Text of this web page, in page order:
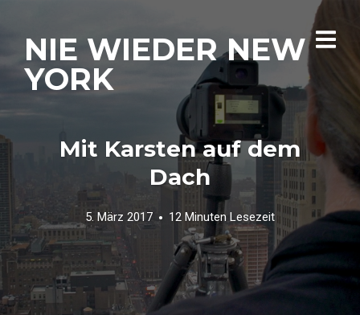
NIE WIEDER NEW
YORK
Mit Karsten auf dem
Dach
5. März 2017 12 Minuten Lesezeit